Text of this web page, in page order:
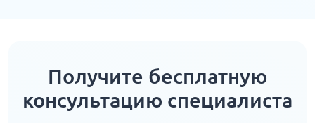
Получите бесплатную
консультацию специалиста